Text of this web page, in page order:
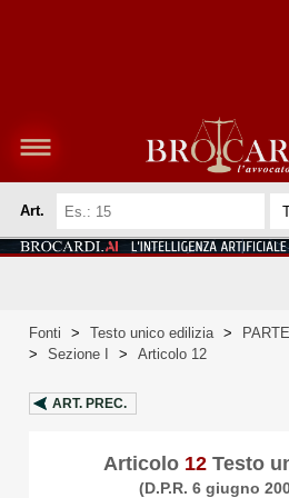
Art.
Fonti > Testo unico edilizia > PARTE
>
Sezione I > Articolo 12
ART. PREC.
Articolo 12Testo
(D.P.R. 6 giugno